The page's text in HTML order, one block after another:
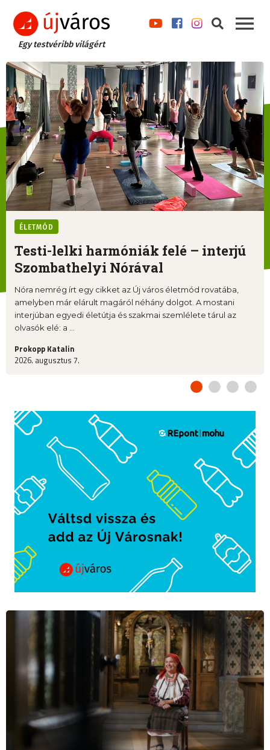
Egy testvéribb világért
ÉLETMÓD
Testi-lelki harmóniák felé – interjú
Szombathelyi Nórával
Nóra nemrég írt egy cikket az Új város életmód rovatába,
amelyben már elárult magáról néhány dolgot. A mostani
interjúban egyedi életútja és szakmai szemlélete tárul az
olvasók elé: a ...
Prokopp Katalin
2026. augusztus 7.